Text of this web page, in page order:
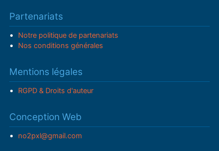
Partenariats
Notre politique de partenariats
Nos conditions générales
Mentions légales
RGPD & Droits d'auteur
Conception Web
no2pxl@gmail.com